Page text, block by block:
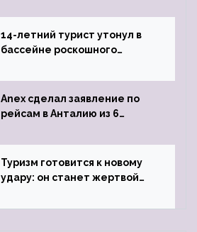
задержке рейса
14-летний турист утонул в
бассейне роскошного
Anex сделал заявление по
рейсам в Анталию из 6
Туризм готовится к новому
удару: он станет жертвой